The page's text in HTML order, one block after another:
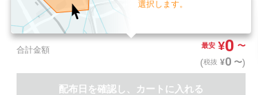
選択します。
配布部数
お手元送付
合計金額 最安 ¥0 〜
(税抜 ¥0 〜)
配布日を確認し、カートに入れる